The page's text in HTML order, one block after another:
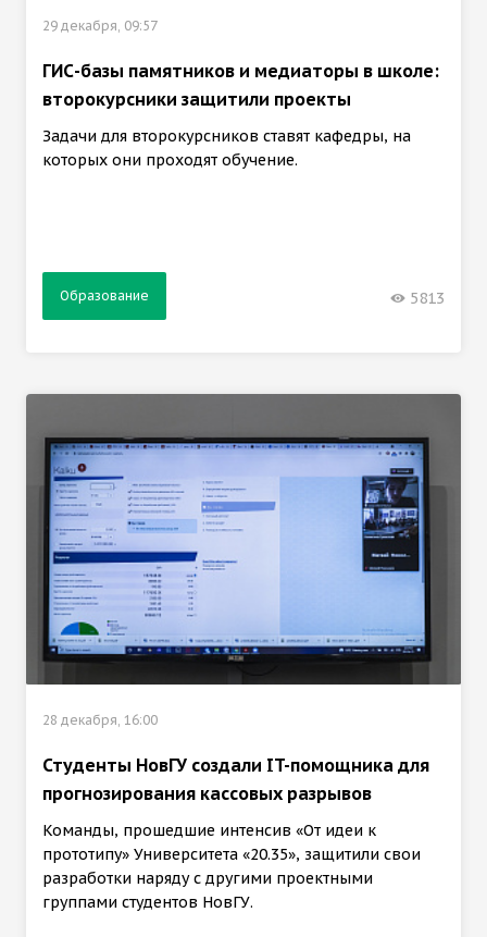
29 декабря, 09:57
ГИС-базы памятников и медиаторы в школе:
второкурсники защитили проекты
Задачи для второкурсников ставят кафедры, на
которых они проходят обучение.
Образование 5813
28 декабря, 16:00
Студенты НовГУ создали IT-помощника для
прогнозирования кассовых разрывов
Команды, прошедшие интенсив «От идеи к
прототипу» Университета «20.35», защитили свои
разработки наряду с другими проектными
группами студентов НовГУ.